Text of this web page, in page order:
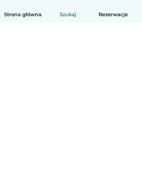
Strona główna Szukaj Rezerwacje